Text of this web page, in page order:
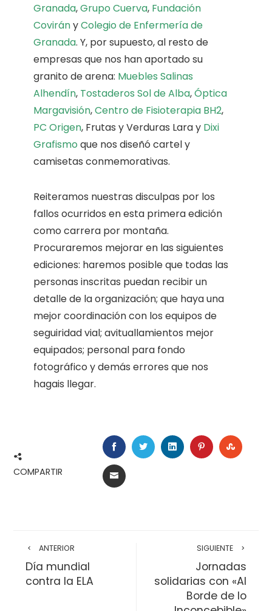
Granada,Grupo Cuerva, Fundación
CovirányColegio de Enfermería de
Granada. Y, por supuesto, al resto de
empresas que nos han aportado su
granito de arena: Muebles Salinas
Alhendín, Tostaderos Sol de Alba,Óptica
Margavisión,Centro de Fisioterapia BH2,
PC Origen, Frutas y Verduras Lara y Dixi
Grafismo que nos diseñó cartel y
camisetas conmemorativas.
Reiteramos nuestras disculpas por los
fallos ocurridos en esta primera edición
como carrera por montaña.
Procuraremos mejorar en las siguientes
ediciones: haremos posible que todas las
personas inscritas puedan recibir un
detalle de la organización; que haya una
mejor coordinación con los equipos de
seguiridad vial; avituallamientos mejor
equipados; personal para fondo
fotográfico y demás errores que nos
hagais llegar.
COMPARTIR
FACEBOOK
TWITTERLINKEDINPINTEREST
EMAIL
ANTERIOR
Día mundial
contra la ELA
SIGUIENTE
Jornadas
solidarias con «Al
Borde de lo